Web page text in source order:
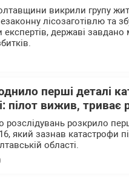
викрили групу
лісозаготівлю та
державі
перші деталі
пілот вижив, триває
розкрило
який зазнав катастрофи
області.